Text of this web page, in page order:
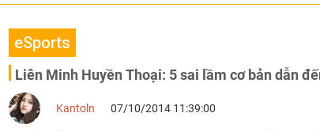
eSports
Liên Minh Huyền Thoại: 5 sai lầm cơ bản dẫn
Kantoln 07/10/2014 11:39:00